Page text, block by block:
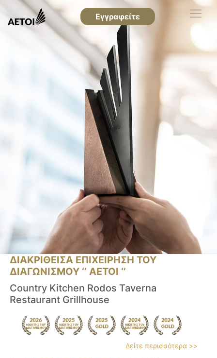
Εγγραφείτε
ΔΙΑΚΡΙΘΕΙΣΑ ΕΠΙΧΕΙΡΗΣΗ ΤΟΥ
ΔΙΑΓΩΝΙΣΜΟΥ ‘’ ΑΕΤΟΙ ‘’
Country Kitchen Rodos Taverna
Restaurant Grillhouse
Δείτε περισσότερα >>